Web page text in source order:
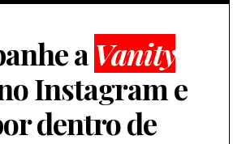
aVanity
Instagram e
dentro de